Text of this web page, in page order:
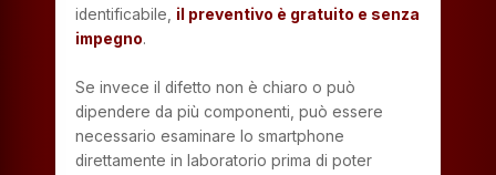
identificabile, il preventivo è gratuito e senza
impegno.
Se invece il difetto non è chiaro o può
dipendere da più componenti, può essere
necessario esaminare lo smartphone
direttamente in laboratorio prima di poter